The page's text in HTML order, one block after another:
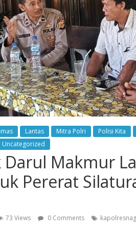
Lantas Mitra Polri Polisi Kita
Uncategorized
Darul Makmur
Pererat
73 Views 0 Comments